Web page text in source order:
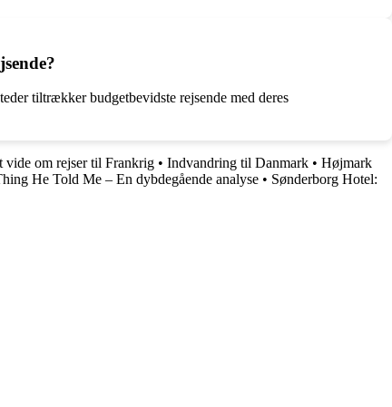
tiltrækker budgetbevidste rejsende med deres
vide om rejser til Frankrig • Indvandring til Danmark • Højmark
He Told Me – En dybdegående analyse • Sønderborg Hotel: